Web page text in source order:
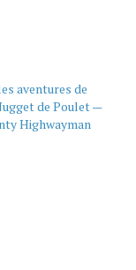
aventures de
de Poulet —
Highwayman